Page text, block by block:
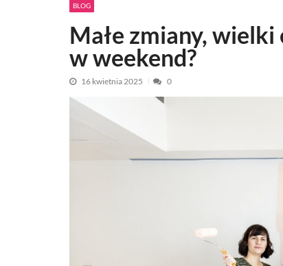
BLOG
Małe zmiany,
w weekend?
16 kwietnia 2025 0